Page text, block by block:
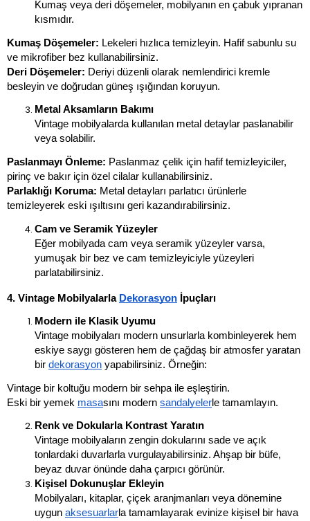
Kumaş veya deri döşemeler, mobilyanın en çabuk yıpranan
kısmıdır.
Kumaş Döşemeler: Lekeleri hızlıca temizleyin. Hafif sabunlu su
ve mikrofiber bez kullanabilirsiniz.
Deri Döşemeler: Deriyi düzenli olarak nemlendirici kremle
besleyin ve doğrudan güneş ışığından koruyun.
Metal Aksamların Bakımı
Vintage mobilyalarda kullanılan metal detaylar paslanabilir
veya solabilir.
Paslanmayı Önleme: Paslanmaz çelik için hafif temizleyiciler,
pirinç ve bakır için özel cilalar kullanabilirsiniz.
Parlaklığı Koruma: Metal detayları parlatıcı ürünlerle
temizleyerek eski ışıltısını geri kazandırabilirsiniz.
Cam ve Seramik Yüzeyler
Eğer mobilyada cam veya seramik yüzeyler varsa,
yumuşak bir bez ve cam temizleyiciyle yüzeyleri
parlatabilirsiniz.
4. Vintage Mobilyalarla Dekorasyon İpuçları
Modern ile Klasik Uyumu
Vintage mobilyaları modern unsurlarla kombinleyerek hem
eskiye saygı gösteren hem de çağdaş bir atmosfer yaratan
bir dekorasyon yapabilirsiniz. Örneğin:
Vintage bir koltuğu modern bir sehpa ile eşleştirin.
Eski bir yemek masasını modern sandalyelerle tamamlayın.
Renk ve Dokularla Kontrast Yaratın
Vintage mobilyaların zengin dokularını sade ve açık
tonlardaki duvarlarla vurgulayabilirsiniz. Ahşap bir büfe,
beyaz duvar önünde daha çarpıcı görünür.
Kişisel Dokunuşlar Ekleyin
Mobilyaları, kitaplar, çiçek aranjmanları veya dönemine
uygun aksesuarlarla tamamlayarak evinize kişisel bir hava